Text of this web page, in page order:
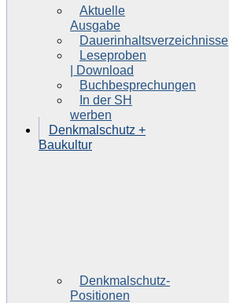
Aktuelle
Ausgabe
Dauerinhaltsverzeichnisse
Leseproben
| Download
Buchbesprechungen
In der SH
werben
Denkmalschutz +
Baukultur
Denkmalschutz-
Positionen